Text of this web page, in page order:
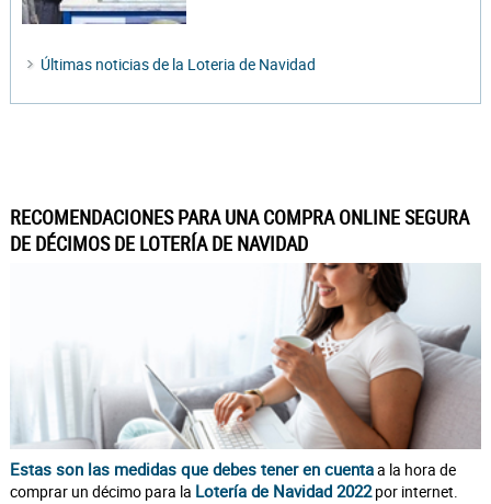
Últimas noticias de la Loteria de Navidad
RECOMENDACIONES PARA UNA COMPRA ONLINE SEGURA
DE DÉCIMOS DE LOTERÍA DE NAVIDAD
Estas son las medidas que debes tener en cuentaa la hora de
comprar un décimo para la Lotería de Navidad 2022por internet.